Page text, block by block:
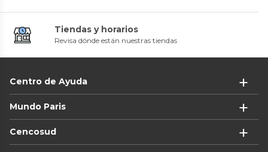
Tiendas y horarios
Revisa dónde están nuestras tiendas
Centro de Ayuda
Mundo Paris
Cencosud